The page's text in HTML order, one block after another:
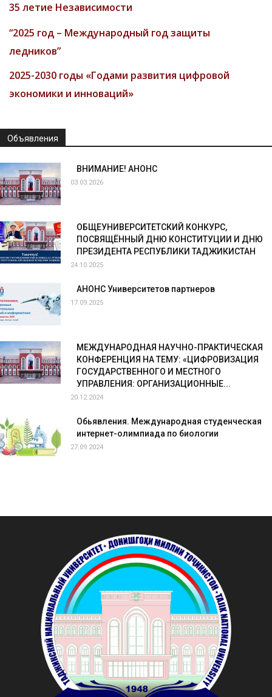
35 летие Независимости
“2025 год – Международный год защиты
ледников”
2025-2030 годы «Годами развития цифровой
экономики и инноваций»
Объявления
ВНИМАНИЕ! АНОНС
03.03.2026
ОБЩЕУНИВЕРСИТЕТСКИЙ КОНКУРС,
ПОСВЯЩЁННЫЙ ДНЮ КОНСТИТУЦИИ И ДНЮ
ПРЕЗИДЕНТА РЕСПУБЛИКИ ТАДЖИКИСТАН
24.10.2025
АНОНС Университетов партнеров
17.09.2025
МЕЖДУНАРОДНАЯ НАУЧНО-ПРАКТИЧЕСКАЯ
КОНФЕРЕНЦИЯ НА ТЕМУ: «ЦИФРОВИЗАЦИЯ
ГОСУДАРСТВЕННОГО И МЕСТНОГО
УПРАВЛЕНИЯ: ОРГАНИЗАЦИОННЫЕ...
20.12.2024
Обьявления. Международная студенческая
интернет-олимпиада по биологии
27.09.2024